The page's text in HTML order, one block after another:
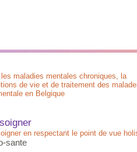
maladies mentales chroniques, la
de vie et de traitement des
en Belgique
en respectant le point de vue
sante